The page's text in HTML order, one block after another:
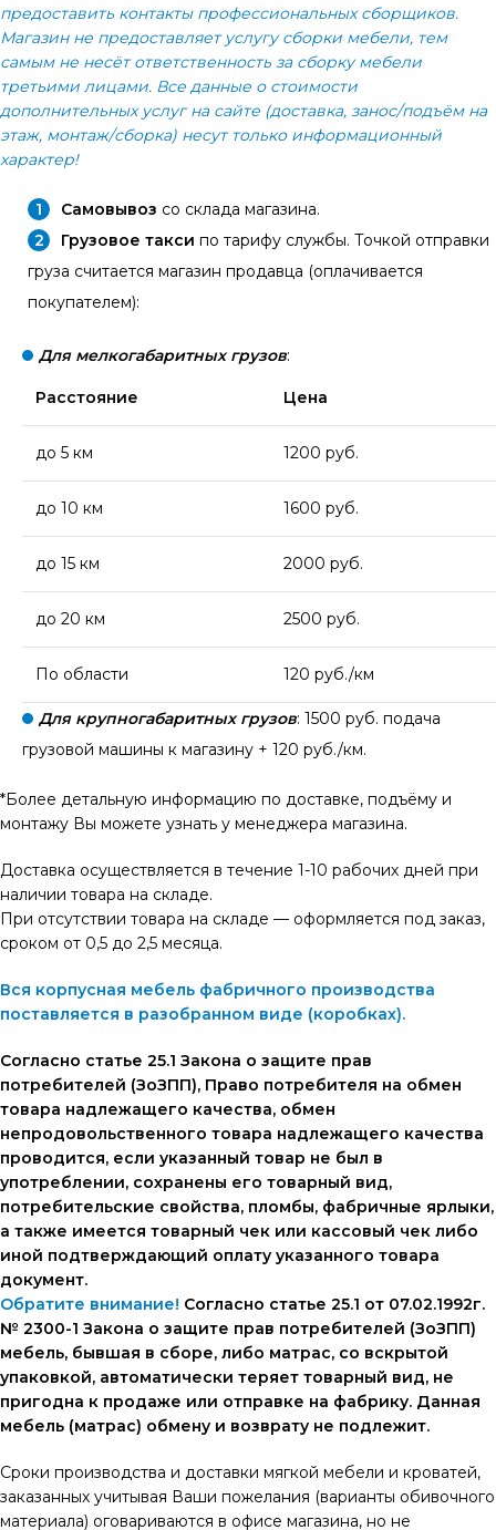
предоставить контакты профессиональных сборщиков.
Магазин не предоставляет услугу сборки мебели, тем
самым не несёт ответственность за сборку мебели
третьими лицами. Все данные о стоимости
дополнительных услуг на сайте (доставка, занос/подъём на
этаж, монтаж/сборка) несут только информационный
характер!
Самовывоз со склада магазина.
Грузовое такси по тарифу службы. Точкой отправки
груза считается магазин продавца (оплачивается
покупателем):
Для мелкогабаритных грузов:
Расстояние Цена
до 5 км 1200 руб.
до 10 км 1600 руб.
до 15 км 2000 руб.
до 20 км 2500 руб.
По области 120 руб./км
Для крупногабаритных грузов: 1500 руб. подача
грузовой машины к магазину + 120 руб./км.
*Более детальную информацию по доставке, подъёму и
монтажу Вы можете узнать у менеджера магазина.
Доставка осуществляется в течение 1-10 рабочих дней при
наличии товара на складе.
При отсутствии товара на складе — оформляется под заказ,
сроком от 0,5 до 2,5 месяца.
Вся корпусная мебель фабричного производства
поставляется в разобранном виде (коробках).
Согласно статье 25.1 Закона о защите прав
потребителей (ЗоЗПП), Право потребителя на обмен
товара надлежащего качества, обмен
непродовольственного товара надлежащего качества
проводится, если указанный товар не был в
употреблении, сохранены его товарный вид,
потребительские свойства, пломбы, фабричные ярлыки,
а также имеется товарный чек или кассовый чек либо
иной подтверждающий оплату указанного товара
документ.
Обратите внимание! Согласно статье 25.1 от 07.02.1992г.
№ 2300-1 Закона о защите прав потребителей (ЗоЗПП)
мебель, бывшая в сборе, либо матрас, со вскрытой
упаковкой, автоматически теряет товарный вид, не
пригодна к продаже или отправке на фабрику. Данная
мебель (матрас) обмену и возврату не подлежит.
Сроки производства и доставки мягкой мебели и кроватей,
заказанных учитывая Ваши пожелания (варианты обивочного
материала) оговариваются в офисе магазина, но не